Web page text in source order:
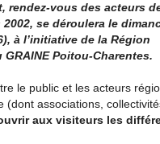
rendez-vous des acteurs
se déroulera le
à l’initiative de la Région
Poitou-Charentes.
le public et les acteurs
(dont associations,
aux visiteurs les